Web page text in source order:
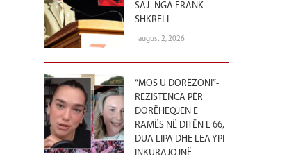
SAJ- NGA FRANK
SHKRELI
august 2, 2026
“MOS U DORËZONI”-
REZISTENCA PËR
DORËHEQJEN E
RAMËS NË DITËN E 66,
DUA LIPA DHE LEA YPI
INKURAJOJNË